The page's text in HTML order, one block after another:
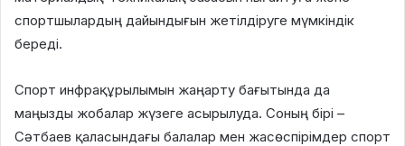
спортшылардың дайындығын жетілдіруге мүмкіндік
береді.
Спорт инфрақұрылымын жаңарту бағытында да
маңызды жобалар жүзеге асырылуда. Соның бірі –
Сәтбаев қаласындағы балалар мен жасөспірімдер спорт